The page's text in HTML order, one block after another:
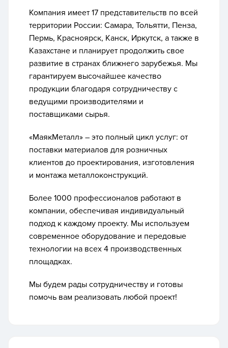
Компания имеет 17 представительств по всей
территории России: Самара, Тольятти, Пенза,
Пермь, Красноярск, Канск, Иркутск, а также в
Казахстане и планирует продолжить свое
развитие в странах ближнего зарубежья. Мы
гарантируем высочайшее качество
продукции благодаря сотрудничеству с
ведущими производителями и
поставщиками сырья.
«МаякМеталл» – это полный цикл услуг: от
поставки материалов для розничных
клиентов до проектирования, изготовления
и монтажа металлоконструкций.
Более 1000 профессионалов работают в
компании, обеспечивая индивидуальный
подход к каждому проекту. Мы используем
современное оборудование и передовые
технологии на всех 4 производственных
площадках.
Мы будем рады сотрудничеству и готовы
помочь вам реализовать любой проект!